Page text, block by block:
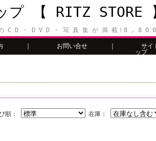
プ 【 RITZ STORE
C D ・ D V D ・ 写 真 集 が 満 載！8 , 8 0
内 お問い合せ
サイ
ッ
在庫：
順：